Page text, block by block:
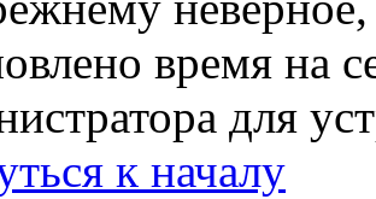
время на
для
к началу